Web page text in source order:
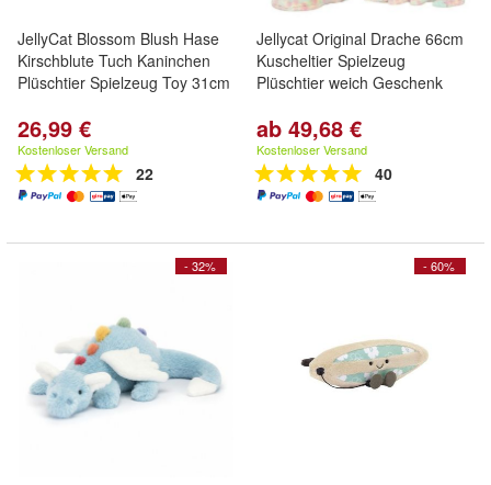
JellyCat Blossom Blush Hase
Kirschblute Tuch Kaninchen
Plüschtier Spielzeug Toy 31cm
26,99 €
Kostenloser Versand
22
Jellycat Original Drache 66cm
Kuscheltier Spielzeug
Plüschtier weich Geschenk
ab 49,68 €
Kostenloser Versand
40
- 32% - 60%